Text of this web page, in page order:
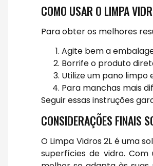
COMO USAR O LIMPA
Para obter os melhores
Agite bem a
Borrife o produto
Utilize um pano
Para manchas mais
Seguir essas instruções
CONSIDERAÇÕES FINAIS
O Limpa Vidros 2L é uma
superfícies de vidro.